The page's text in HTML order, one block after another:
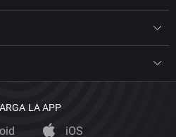
LA APP
iOS